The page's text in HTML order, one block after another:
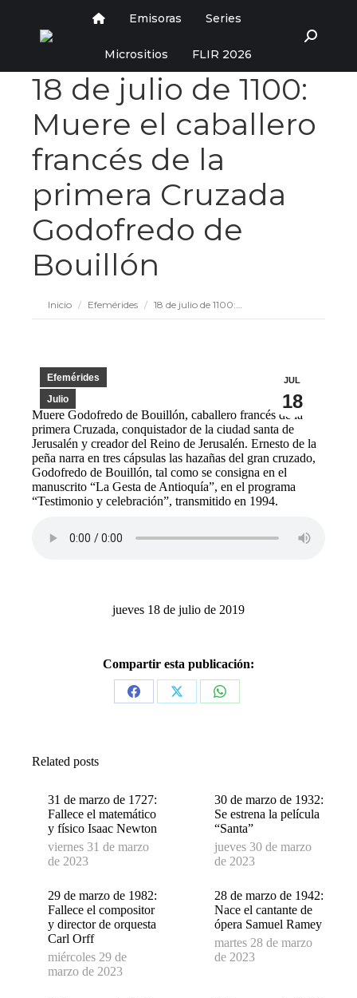
Emisoras Series
Micrositios FLIR 2026
Buscar:
18 de julio de 1100:
Muere el caballero
francés de la
primera Cruzada
Godofredo de
Bouillón
Inicio Efemérides 18 de julio de 1100:…
JUL
18
Efemérides
Julio
Muere Godofredo de Bouillón, caballero francés de la
primera Cruzada, conquistador de la ciudad santa de
Jerusalén y creador del Reino de Jerusalén. Ernesto de la
peña narra en tres cápsulas las hazañas del gran cruzado,
Godofredo de Bouillón, tal como se consigna en el
manuscrito “La Gesta de Antioquía”, en el programa
“Testimonio y celebración”, transmitido en 1994.
jueves 18 de julio de 2019
Compartir esta publicación:
Share
Share
Share
Related posts
31 de marzo de 1727:
Fallece el matemático
y físico Isaac Newton
viernes 31 de marzo
de 2023
30 de marzo de 1932:
Se estrena la película
“Santa”
jueves 30 de marzo
de 2023
29 de marzo de 1982:
Fallece el compositor
y director de orquesta
Carl Orff
miércoles 29 de
marzo de 2023
28 de marzo de 1942:
Nace el cantante de
ópera Samuel Ramey
martes 28 de marzo
de 2023